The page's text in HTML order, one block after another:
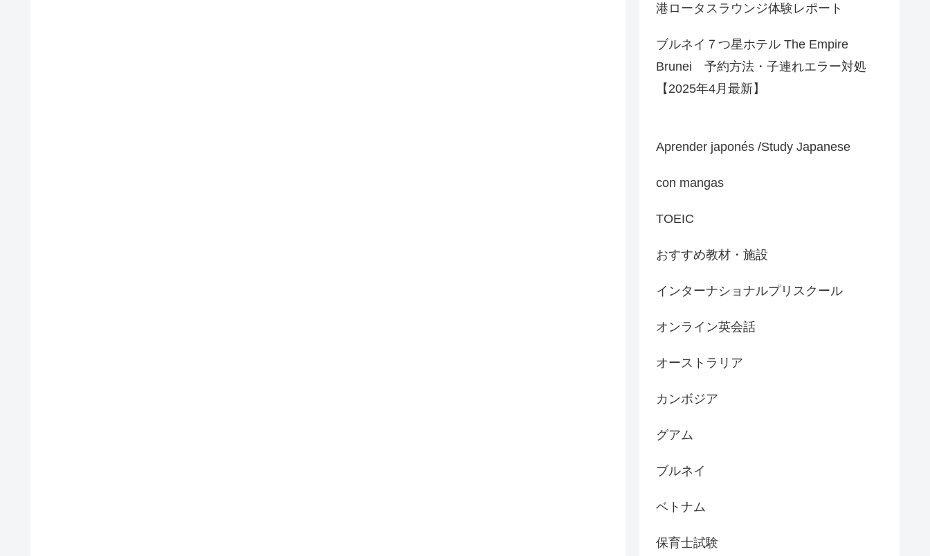
港ロータスラウンジ体験レポート
ブルネイ７つ星ホテル The Empire
Brunei 予約方法・子連れエラー対処
【2025年4月最新】
Aprender japonés /Study Japanese
con mangas
TOEIC
おすすめ教材・施設
インターナショナルプリスクール
オンライン英会話
オーストラリア
カンボジア
グアム
ブルネイ
ベトナム
保育士試験